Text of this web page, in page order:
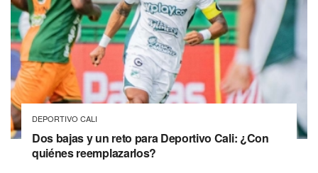
DEPORTIVO CALI
Dos bajas y un reto para Deportivo Cali: ¿Con
quiénes reemplazarlos?